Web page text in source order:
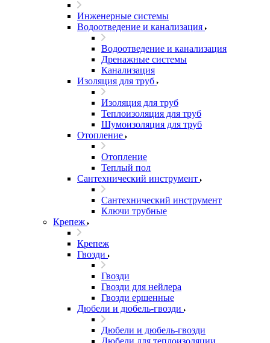
Инженерные системы
Водоотведение и канализация
Водоотведение и канализация
Дренажные системы
Канализация
Изоляция для труб
Изоляция для труб
Теплоизоляция для труб
Шумоизоляция для труб
Отопление
Отопление
Теплый пол
Сантехнический инструмент
Сантехнический инструмент
Ключи трубные
Крепеж
Крепеж
Гвозди
Гвозди
Гвозди для нейлера
Гвозди ершенные
Дюбели и дюбель-гвозди
Дюбели и дюбель-гвозди
Дюбели для теплоизоляции